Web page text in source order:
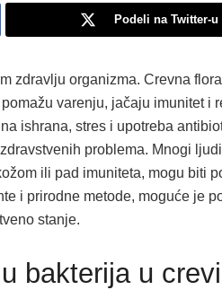
Podeli na Twitter-u
zdravlju organizma. Crevna
varenju, jačaju imunitet i
ishrana, stres i upotreba
problema. Mnogi
ili pad imuniteta, mogu biti
i prirodne metode, moguće je
stanje.
bakterija u